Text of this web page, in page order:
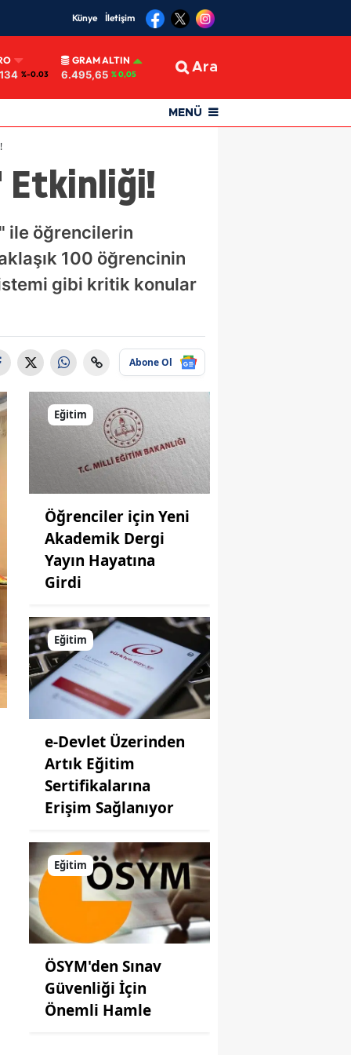
Künye İletişim
%-0.03
GRAM ALTIN
6.495,65 % 0,05 Ara
MENÜ
Etkinliği!
ile öğrencilerin
100 öğrencinin
gibi kritik konular
Abone Ol
Eğitim
Öğrenciler için Yeni
Akademik Dergi
Yayın Hayatına
Girdi
Eğitim
e-Devlet Üzerinden
Artık Eğitim
Sertifikalarına
Erişim Sağlanıyor
Eğitim
ÖSYM'den Sınav
Güvenliği İçin
Önemli Hamle